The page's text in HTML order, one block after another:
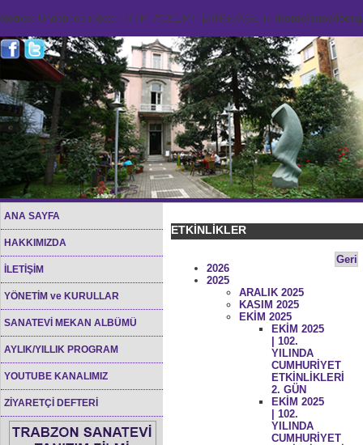
Notice: Undefined index: HTTP_ACCEPT_LANGUAGE in /home/
ANA SAYFA
HAKKIMIZDA
İLETİŞİM
YÖNETİM ve KURULLAR
SANATEVİ MEKAN ALBÜMÜ
AYLIK/YILLIK PROGRAM
YOUTUBE KANALIMIZ
ZİYARETÇİ DEFTERİ
ETKİNLİKLER
Geri
2026
2025
ARALIK 2025
KASIM 2025
EKİM 2025
EKİM 2025
| 102.
YILINDA
CUMHURİYET
ETKİNLİKLERİ
2. GÜN
EKİM 2025
| 102.
YILINDA
CUMHURİYET